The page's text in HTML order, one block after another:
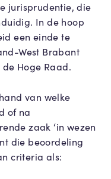
jurisprudentie, die
In de hoop
een einde te
West Brabant
Hoge Raad.
van welke
of na
zaak ‘in wezen
die beoordeling
criteria als: